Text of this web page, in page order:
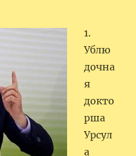
1.
Ублю
дочна
я
докто
рша
Урсул
а